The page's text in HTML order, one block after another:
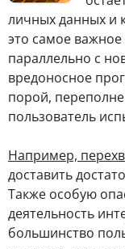
личных данных и
это самое важное
параллельно с
вредоносное
порой,
пользователь
Например,
доставить
Также особую
деятельность
большинство